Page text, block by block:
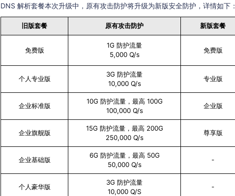
DNS 解析套餐本次升级中，原有攻击防护将升级为新版安全防护，详情如下：
旧版套餐 原有攻击防护 新版套餐
免费版
1G 防护流量
5,000 Q/s
免费版
个人专业版
3G 防护流量
10,000 Q/s
专业版
企业标准版
10G 防护流量，最高 100G
100,000 Q/s
企业版
企业旗舰版
15G 防护流量，最高 200G
250,000 Q/s
尊享版
企业基础版
6G 防护流量，最高 50G
50,000 Q/s
-
个人豪华版
3G 防护流量
10,000 Q/S
-